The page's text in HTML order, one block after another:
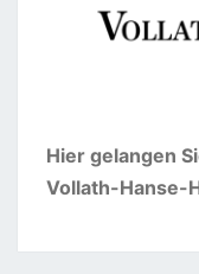
Hier gelangen
Vollath-Hanse-